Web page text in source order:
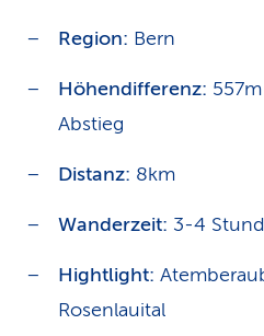
Region: Bern
Höhendifferenz:
Abstieg
Distanz: 8km
Wanderzeit: 3-4
Hightlight:
Rosenlauital